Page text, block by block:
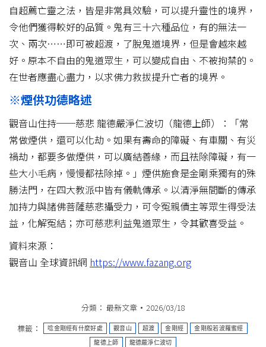
自超薦亡靈之法，皆是非常具效驗，可以提升靈性的境界，
令他們獲得較好的品質。鬼有三十六種品位，有的無法一
次、兩次……即可被超渡，了脫鬼道境界，但是會越來越
好。原本不自由的鬼道眾生，可以變成自由、不被拘禁的。
在世者應盡心盡力，以求佛力救拔提升亡者的境界。
※煙供功德略述
觀音山住持──慈悲 龍德嚴淨仁波切（龍德上師）：「常
常做煙供，還可以化劫。如果有壽命的障礙、有車關、有災
禍劫，都要多做煙供，可以廣結善緣，而且祛除障礙，有一
些大小毛病，慢慢都祛除掉。」煙供施食是金剛乘獨有的殊
勝法門，在四大教派中皆有儀軌傳承。以清淨無間斷的傳承
加持力與諸佛菩薩慈悲攝受力，可令冤親債主等眾生得受法
益，化解冤結；亦可慈悲利益鬼道眾生，令其歡喜受益。
資料來源：
觀音山 全球資訊網 https://www.fazang.org
分類： 最新文章
2026/03/18
標籤：
唸金剛經有什麼好處 觀音山 超渡 金剛經 金剛般若波羅蜜經
龍德上師 龍德嚴淨仁波切